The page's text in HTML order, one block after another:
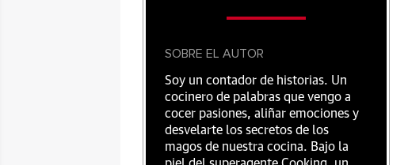
SOBRE EL AUTOR
Soy un contador de historias. Un
cocinero de palabras que vengo a
cocer pasiones, aliñar emociones y
desvelarte los secretos de los
magos de nuestra cocina. Bajo la